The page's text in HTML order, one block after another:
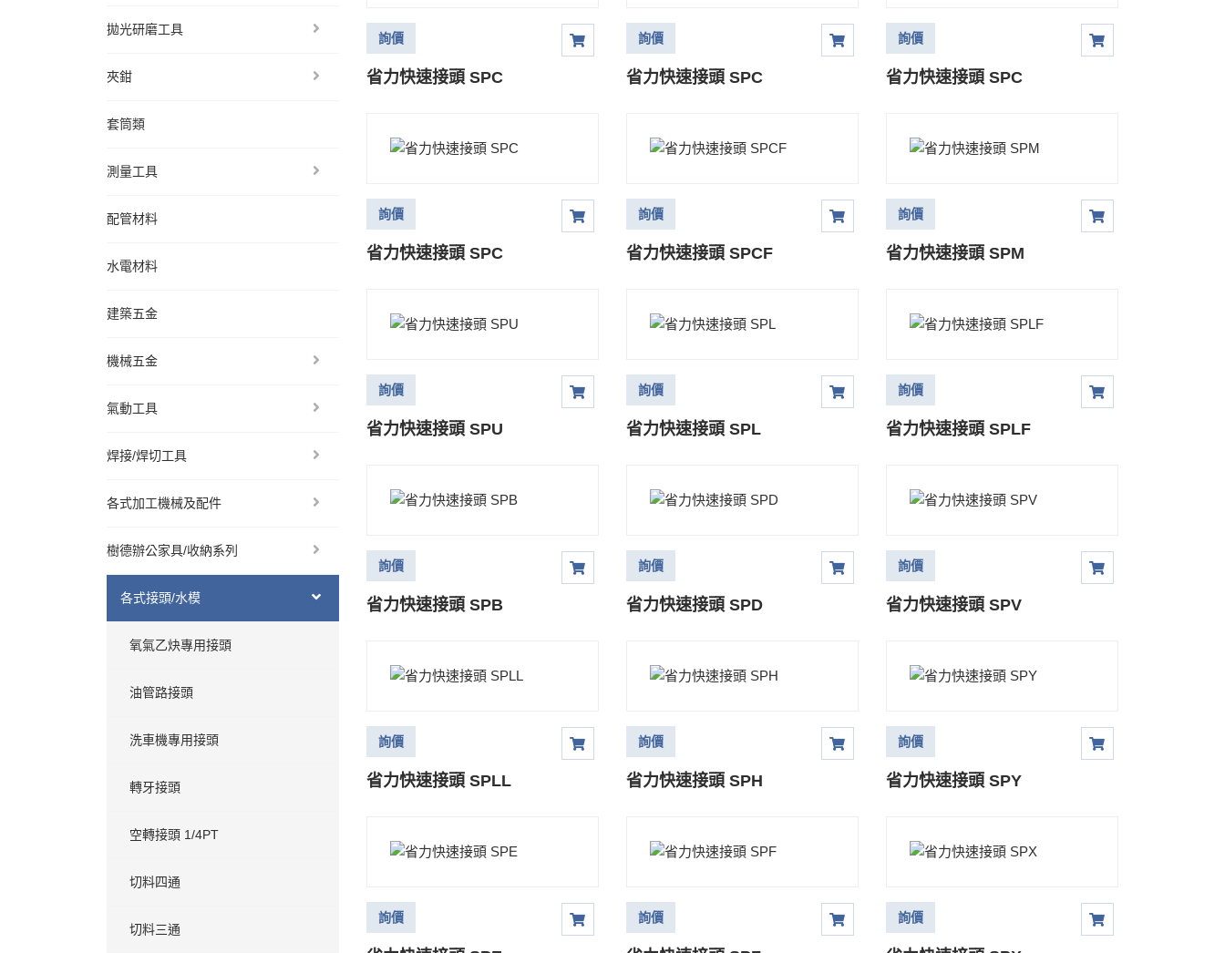
拋光研磨工具
夾鉗
套筒類
測量工具
配管材料
水電材料
建築五金
機械五金
氣動工具
焊接/焊切工具
各式加工機械及配件
樹德辦公家具/收納系列
各式接頭/水模
氧氣乙炔專用接頭
油管路接頭
洗車機專用接頭
轉牙接頭
空轉接頭 1/4PT
切料四通
切料三通
詢價
省力快速接頭 SPC
詢價
省力快速接頭 SPC
詢價
省力快速接頭 SPC
詢價
省力快速接頭 SPC
詢價
省力快速接頭 SPCF
詢價
省力快速接頭 SPM
詢價
省力快速接頭 SPU
詢價
省力快速接頭 SPL
詢價
省力快速接頭 SPLF
詢價
省力快速接頭 SPB
詢價
省力快速接頭 SPD
詢價
省力快速接頭 SPV
詢價
省力快速接頭 SPLL
詢價
省力快速接頭 SPH
詢價
省力快速接頭 SPY
詢價 詢價 詢價